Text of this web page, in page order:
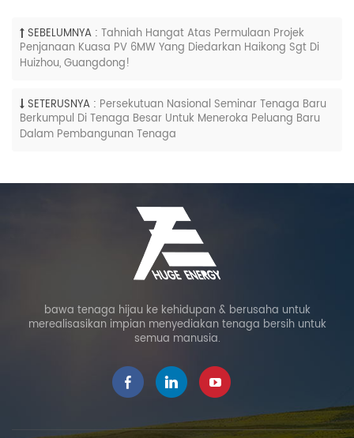
SEBELUMNYA : Tahniah Hangat Atas Permulaan Projek
Penjanaan Kuasa PV 6MW Yang Diedarkan Haikong Sgt Di
Huizhou, Guangdong!
SETERUSNYA : Persekutuan Nasional Seminar Tenaga Baru
Berkumpul Di Tenaga Besar Untuk Meneroka Peluang Baru
Dalam Pembangunan Tenaga
bawa tenaga hijau ke kehidupan & berusaha untuk
merealisasikan impian menyediakan tenaga bersih untuk
semua manusia.